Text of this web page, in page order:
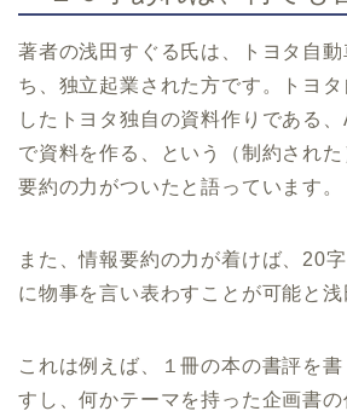
著者の浅田すぐる氏は、トヨタ自
ち、独立起業された方です。トヨ
したトヨタ独自の資料作りである
で資料を作る、という（制約され
要約の力がついたと語っています。
また、情報要約の力が着けば、20
に物事を言い表わすことが可能と浅
これは例えば、１冊の本の書評を書
すし、何かテーマを持った企画書の